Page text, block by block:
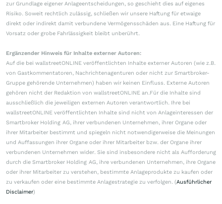
zur Grundlage eigener Anlageentscheidungen, so geschieht dies auf eigenes
Risiko. Soweit rechtlich zulässig, schließen wir unsere Haftung für etwaige
direkt oder indirekt damit verbundene Vermögensschäden aus. Eine Haftung für
Vorsatz oder grobe Fahrlässigkeit bleibt unberührt.
Ergänzender Hinweis für Inhalte externer Autoren:
Auf die bei wallstreetONLINE veröffentlichten Inhalte externer Autoren (wie z.B.
von Gastkommentatoren, Nachrichtenagenturen oder nicht zur Smartbroker-
Gruppe gehörende Unternehmen) haben wir keinen Einfluss. Externe Autoren
gehören nicht der Redaktion von wallstreetONLINE an.Für die Inhalte sind
ausschließlich die jeweiligen externen Autoren verantwortlich. Ihre bei
wallstreetONLINE veröffentlichten Inhalte sind nicht von Anlageinteressen der
Smartbroker Holding AG, ihrer verbundenen Unternehmen, ihrer Organe oder
ihrer Mitarbeiter bestimmt und spiegeln nicht notwendigerweise die Meinungen
und Auffassungen ihrer Organe oder ihrer Mitarbeiter bzw. der Organe ihrer
verbundenen Unternehmen wider. Sie sind insbesondere nicht als Aufforderung
durch die Smartbroker Holding AG, ihre verbundenen Unternehmen, ihre Organe
oder ihrer Mitarbeiter zu verstehen, bestimmte Anlageprodukte zu kaufen oder
zu verkaufen oder eine bestimmte Anlagestrategie zu verfolgen. (Ausführlicher
Disclaimer)